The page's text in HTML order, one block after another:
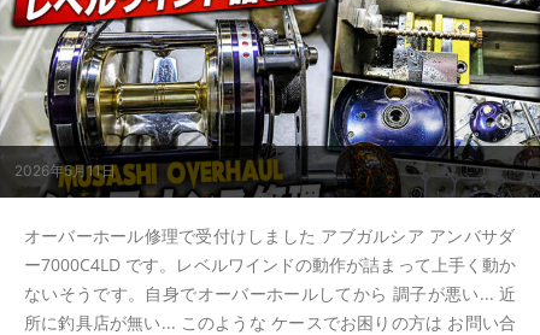
2026年5月11日
オーバーホール修理で受付けしました アブガルシア アンバサダ
ー7000C4LD です。レベルワインドの動作が詰まって上手く動か
ないそうです。自身でオーバーホールしてから 調子が悪い... 近
所に釣具店が無い... このような ケースでお困りの方は お問い合